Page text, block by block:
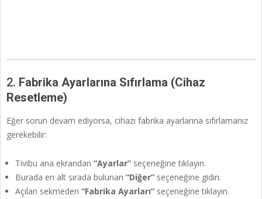
2. Fabrika Ayarlarına Sıfırlama (Cihaz
Resetleme)
Eğer sorun devam ediyorsa, cihazı fabrika ayarlarına sıfırlamanız
gerekebilir:
Tivibu ana ekrandan “Ayarlar” seçeneğine tıklayın.
Burada en alt sırada bulunan “Diğer” seçeneğine gidin.
Açılan sekmeden “Fabrika Ayarları” seçeneğine tıklayın.